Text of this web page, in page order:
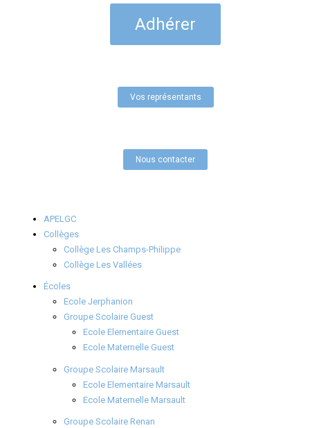
Adhérer
Vos représentants
Nous contacter
APELGC
Collèges
Collège Les Champs-Philippe
Collège Les Vallées
Écoles
Ecole Jerphanion
Groupe Scolaire Guest
Ecole Elementaire Guest
Ecole Maternelle Guest
Groupe Scolaire Marsault
Ecole Elementaire Marsault
Ecole Maternelle Marsault
Groupe Scolaire Renan